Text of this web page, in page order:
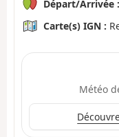
Départ/Arrivée :
Carte(s) IGN :
Météo